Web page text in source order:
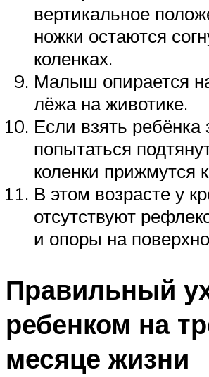
вертикальное
ножки остаются
коленках.
Малыш опирается
лёжа на животике.
Если взять ребёнка
попытаться
коленки прижмутся
В этом возрасте у
отсутствуют
и опоры на
Правильный
ребенком на
месяце жизни